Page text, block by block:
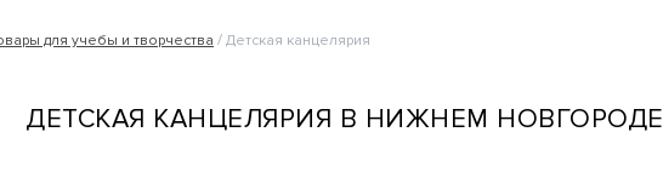
для учебы и творчества Детская канцелярия
ДЕТСКАЯ КАНЦЕЛЯРИЯ В НИЖНЕМ НОВГОРОДЕ